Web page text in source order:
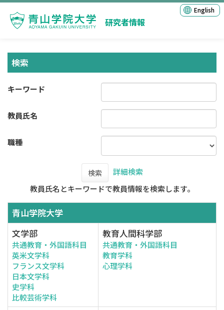
研究者情報
English
検索
キーワード
教員氏名
職種
検索
詳細検索
教員氏名とキーワードで教員情報を検索します。
青山学院大学
文学部
共通教育・外国語科目
英米文学科
フランス文学科
日本文学科
史学科
比較芸術学科
教育人間科学部
共通教育・外国語科目
教育学科
心理学科